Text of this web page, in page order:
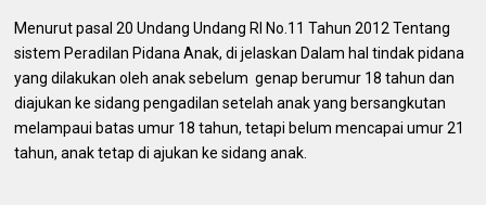
Menurut pasal 20 Undang Undang RI No.11 Tahun 2012 Tentang
sistem Peradilan Pidana Anak, di jelaskan Dalam hal tindak pidana
yang dilakukan oleh anak sebelum genap berumur 18 tahun dan
diajukan ke sidang pengadilan setelah anak yang bersangkutan
melampaui batas umur 18 tahun, tetapi belum mencapai umur 21
tahun, anak tetap di ajukan ke sidang anak.